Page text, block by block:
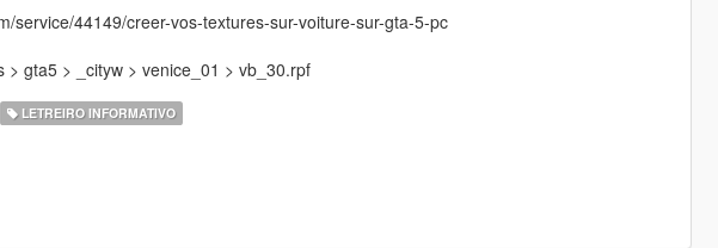
service/44149/creer-vos-textures-sur-voiture-sur-gta-5-pc
gta5 > _cityw > venice_01 > vb_30.rpf
LETREIRO INFORMATIVO